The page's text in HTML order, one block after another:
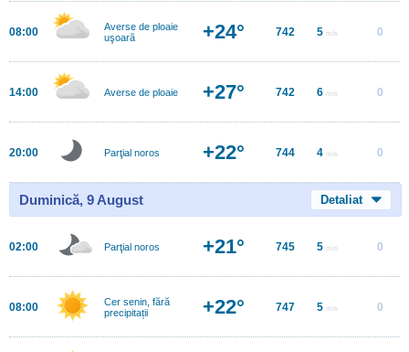
08:00
Averse de ploaie
uşoară
+24° 742 5 m/s 0
14:00 Averse de ploaie +27° 742 6 m/s 0
20:00 Parţial noros +22° 744 4 m/s 0
Duminică, 9 August Detaliat
02:00 Parţial noros +21° 745 5 m/s 0
08:00
Cer senin, fără
precipitații
+22° 747 5 m/s 0